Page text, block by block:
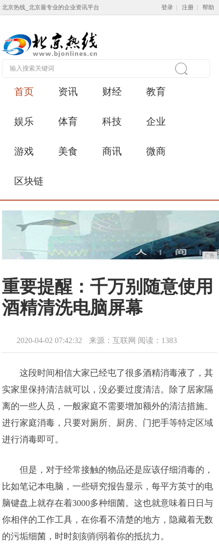
北京热线_北京最专业的企业资讯平台 登录 注册 帮助
首页 资讯 财经 教育
娱乐 体育 科技 企业
游戏 美食 商讯 微商
区块链
广告
重要提醒：千万别随意使用
酒精清洗电脑屏幕
2020-04-02 07:42:32 来源：互联网 阅读：1383
这段时间相信大家已经屯了很多酒精消毒液了，其
实家里保持清洁就可以，没必要过度清洁。除了居家隔
离的一些人员，一般家庭不需要增加额外的清洁措施。
进行家庭消毒，只要对厕所、厨房、门把手等特定区域
进行消毒即可。
但是，对于经常接触的物品还是应该仔细消毒的，
比如笔记本电脑，一些研究报告显示，每平方英寸的电
脑键盘上就存在着3000多种细菌。这也就意味着日日与
你相伴的工作工具，在你看不清楚的地方，隐藏着无数
的污垢细菌，时时刻刻削弱着你的抵抗力。